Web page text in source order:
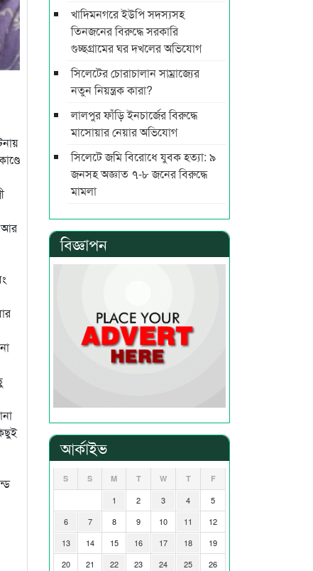
আর
খাদিমনগরে ইউপি সদস্যসহ
তিনজনের বিরুদ্ধে সরকারি
গুচ্ছগ্রামের ঘর দখলের অভিযোগ
সিলেটের চোরাচালান সাম্রাজ্যের
নতুন নিয়ন্ত্রক কারা?
লালপুর ফাঁড়ি ইনচার্জের বিরুদ্ধে
মাসোয়ার নেয়ার অভিযোগ
সিলেটে জমি বিরোধে যুবক হত্যা: ৯
জনসহ অজ্ঞাত ৭-৮ জনের বিরুদ্ধে
মামলা
বিজ্ঞাপন
আর্কাইভ
S S M T W T F
1 2 3 4
5
6
7 8 9 10 11
12
13
14 15 16 17 18
19
20
21 22 23 24 25
26